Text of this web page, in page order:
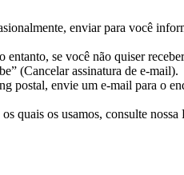
enviar para você
se você não quiser
(Cancelar assinatura de e-mail).
postal, envie um e-mail para o
quais os usamos, consulte